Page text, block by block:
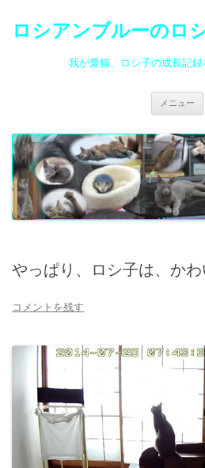
ロシアンブルーのロ
我が愛猫、ロシ子の成長記録
メニュー
やっぱり、ロシ子は、かわ
コメントを残す